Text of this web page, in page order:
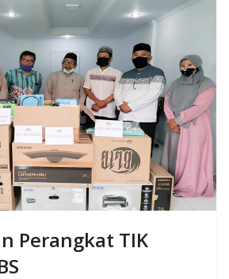
Perangkat TIK